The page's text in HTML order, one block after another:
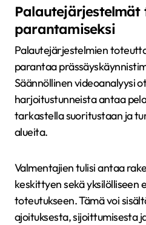
Palautejärjestelmät
parantamiseksi
Palautejärjestelmien
parantaa
Säännöllinen videoanalyysi
harjoitustunneista antaa
tarkastella suoritustaan ja
alueita.
Valmentajien tulisi antaa
keskittyen sekä yksilölliseen
toteutukseen. Tämä voi
ajoituksesta, sijoittumisesta